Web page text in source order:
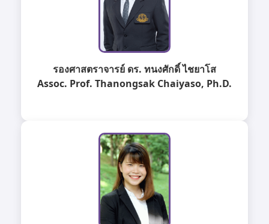
รองศาสตราจารย์ ดร. ทนงศักดิ์ ไชยาโส
Assoc. Prof. Thanongsak Chaiyaso, Ph.D.